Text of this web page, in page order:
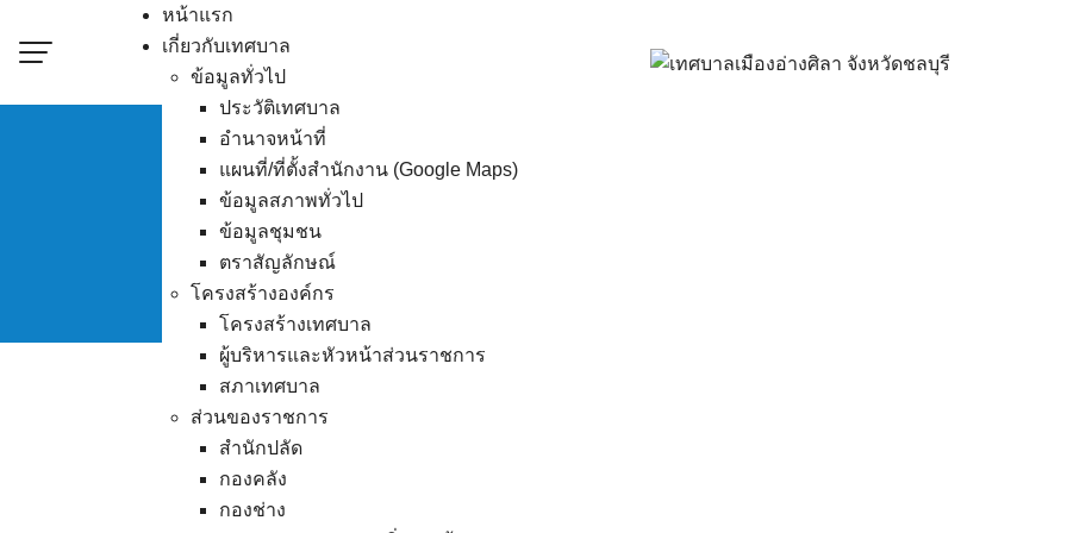
หน้าแรก
เกี่ยวกับเทศบาล
ข้อมูลทั่วไป
ประวัติเทศบาล
อำนาจหน้าที่
แผนที่/ที่ตั้งสำนักงาน (Google Maps)
ข้อมูลสภาพทั่วไป
ข้อมูลชุมชน
ตราสัญลักษณ์
โครงสร้างองค์กร
โครงสร้างเทศบาล
ผู้บริหารและหัวหน้าส่วนราชการ
สภาเทศบาล
ส่วนของราชการ
สำนักปลัด
กองคลัง
กองช่าง
แผนการจัดซื้อจัดจ้าง ปีงบประมาณ พ.ศ. 2566 (เพิ่มเติม